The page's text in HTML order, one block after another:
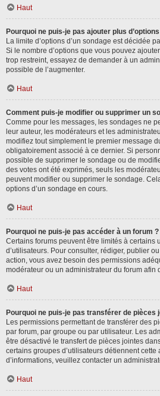
Haut
Pourquoi ne puis-je pas ajouter plus
La limite d’options d’un sondage est décidée
Si le nombre d’options que vous pouvez
trop restreint, essayez de demander à un
possible de l’augmenter.
Haut
Comment puis-je modifier ou supprimer un
Comme pour les messages, les sondages ne
leur auteur, les modérateurs et les
modifiez tout simplement le premier message
obligatoirement associé à ce dernier. Si
possible de supprimer le sondage ou de
des votes ont été exprimés, seuls les
peuvent modifier ou supprimer le sondage.
options d’un sondage en cours.
Haut
Pourquoi ne puis-je pas accéder à un forum ?
Certains forums peuvent être limités à certains
d’utilisateurs. Pour consulter, rédiger, publier
action, vous avez besoin des permissions
modérateur ou un administrateur du forum afin
Haut
Pourquoi ne puis-je pas transférer de pièces
Les permissions permettant de transférer des
par forum, par groupe ou par utilisateur. Les
être désactivé le transfert de pièces jointes
certains groupes d’utilisateurs détiennent cette
d’informations, veuillez contacter un
Haut